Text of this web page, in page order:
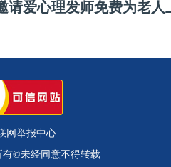
请爱心理发师免费为老人
网举报中心
有©未经同意不得转载